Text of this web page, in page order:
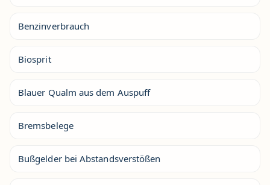
Benzinverbrauch
Biosprit
Blauer Qualm aus dem Auspuff
Bremsbelege
Bußgelder bei Abstandsverstößen